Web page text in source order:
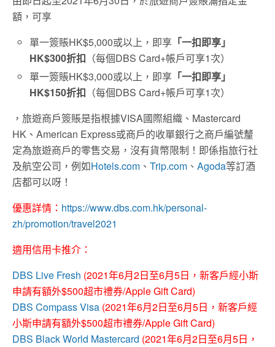
額，可享
單一簽賬HK$5,000或以上，即享 「一扣即享」
HK$300折扣 （每個DBS Card+帳戶可享1次）
單一簽賬HK$3,000或以上，即享 「一扣即享」
HK$150折扣 （每個DBS Card+帳戶可享1次）
，旅遊商戶簽賬是指根據VISA國際組織、Mastercard
HK、American Express或商戶的收單銀行之商戶編號釐
定為旅遊商戶的零售交易，沒有貨幣限制！即係指旅行社
及航空公司，例如Hotels.com 、 Trip.com 、 Agoda等訂酒
店都可以呀！
優惠詳情： https://www.dbs.com.hk/personal-
zh/promotion/travel2021
適用信用卡推介：
DBS Live Fresh (2021年6月2日至6月5日，新客戶經小斯
申請有額外$500超市禮券/Apple Gift Card)
DBS Compass Visa (2021年6月2日至6月5日，新客戶經
小斯申請有額外$500超市禮券/Apple Gift Card)
DBS Black World Mastercard (2021年6月2日至6月5日，